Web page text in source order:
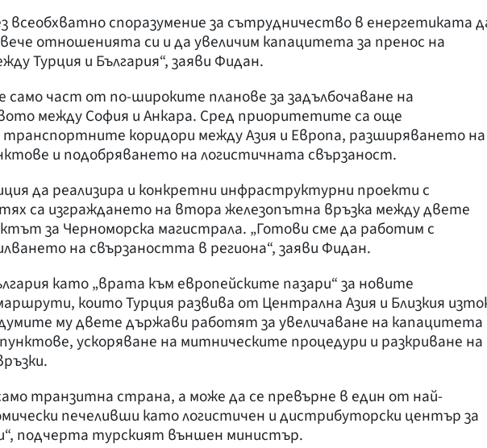
всеобхватно споразумение за сътрудничество в енергетиката
отношенията си и да увеличим капацитета за пренос на
Турция и България“, заяви Фидан.
само част от по-широките планове за задълбочаване на
между София и Анкара. Сред приоритетите са още
коридори между Азия и Европа, разширяването на
и подобряването на логистичната свързаност.
да реализира и конкретни инфраструктурни проекти с
са изграждането на втора железопътна връзка между двете
за Черноморска магистрала. „Готови сме да работим с
на свързаността в региона“, заяви Фидан.
като „врата към европейските пазари“ за новите
които Турция развива от Централна Азия и Близкия
му двете държави работят за увеличаване на капацитета
ускоряване на митническите процедури и разкриване на
транзитна страна, а може да се превърне в един от най-
печеливши като логистичен и дистрибуторски център за
подчерта турският външен министър.